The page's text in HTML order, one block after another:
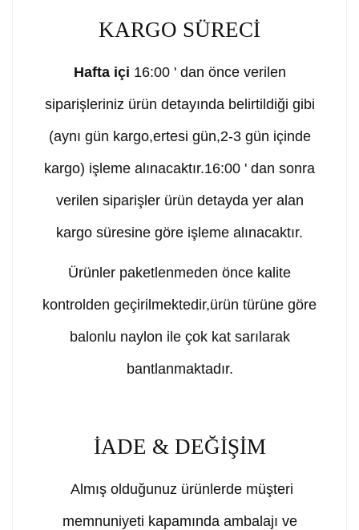
KARGO SÜRECİ
Hafta içi 16:00 ' dan önce verilen
siparişleriniz ürün detayında belirtildiği gibi
(aynı gün kargo,ertesi gün,2-3 gün içinde
kargo) işleme alınacaktır.16:00 ' dan sonra
verilen siparişler ürün detayda yer alan
kargo süresine göre işleme alınacaktır.
Ürünler paketlenmeden önce kalite
kontrolden geçirilmektedir,ürün türüne göre
balonlu naylon ile çok kat sarılarak
bantlanmaktadır.
İADE & DEĞİŞİM
Almış olduğunuz ürünlerde müşteri
memnuniyeti kapamında ambalajı ve